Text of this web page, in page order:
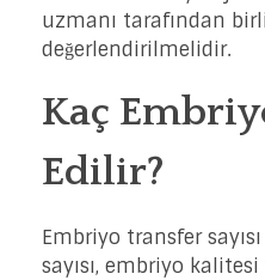
uzmanı tarafından
değerlendirilmelidir.
Kaç
Edilir?
Embriyo transfer
sayısı, embriyo